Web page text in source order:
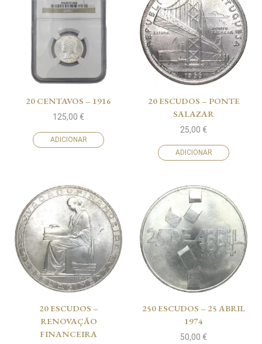
20 CENTAVOS – 1916
125,00 €
ADICIONAR
20 ESCUDOS – PONTE
SALAZAR
25,00 €
ADICIONAR
20 ESCUDOS –
RENOVAÇÃO
FINANCEIRA
250 ESCUDOS – 25 ABRIL
1974
50,00 €